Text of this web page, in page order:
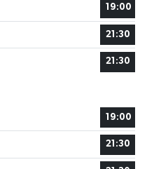
19:00
21:30
21:30
19:00
21:30